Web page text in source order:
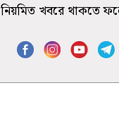
নিয়মিত খবরে থাকতে